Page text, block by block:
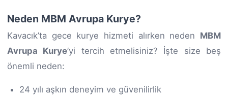
Neden MBM Avrupa Kurye?
Kavacık’ta gece kurye hizmeti alırken neden MBM
Avrupa Kurye’yi tercih etmelisiniz? İşte size beş
önemli neden:
24 yılı aşkın deneyim ve güvenilirlik